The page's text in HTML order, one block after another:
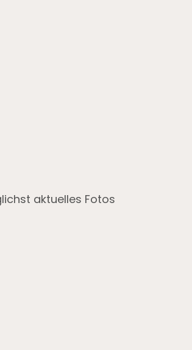
aktuelles Fotos